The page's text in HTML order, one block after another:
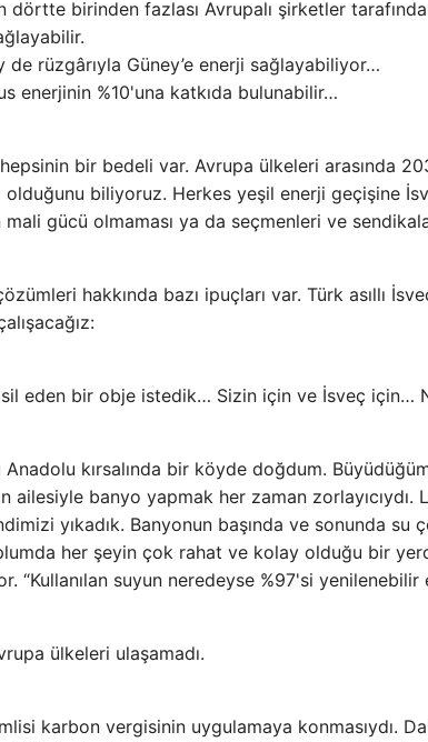
birinden fazlası Avrupalı ​​şirketler
de rüzgârıyla Güney’e enerji sağlayabiliyor…
enerjinin %10'una katkıda bulunabilir…
bir bedeli var. Avrupa ülkeleri arasında
olduğunu biliyoruz. Herkes yeşil enerji geçişine
gücü olmaması ya da seçmenleri ve
hakkında bazı ipuçları var. Türk asıllı
eden bir obje istedik… Sizin için ve İsveç için…
kırsalında bir köyde doğdum.
ailesiyle banyo yapmak her zaman zorlayıcıydı.
yıkadık. Banyonun başında ve sonunda su
her şeyin çok rahat ve kolay olduğu bir
suyun neredeyse %97'si yenilenebilir
ülkeleri ulaşamadı.
karbon vergisinin uygulamaya konmasıydı.